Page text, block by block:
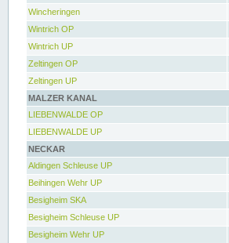
Wincheringen
Wintrich OP
Wintrich UP
Zeltingen OP
Zeltingen UP
MALZER KANAL
LIEBENWALDE OP
LIEBENWALDE UP
NECKAR
Aldingen Schleuse UP
Beihingen Wehr UP
Besigheim SKA
Besigheim Schleuse UP
Besigheim Wehr UP